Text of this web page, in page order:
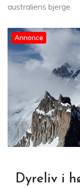
australiens bjerge
Annonce
Dyreliv i